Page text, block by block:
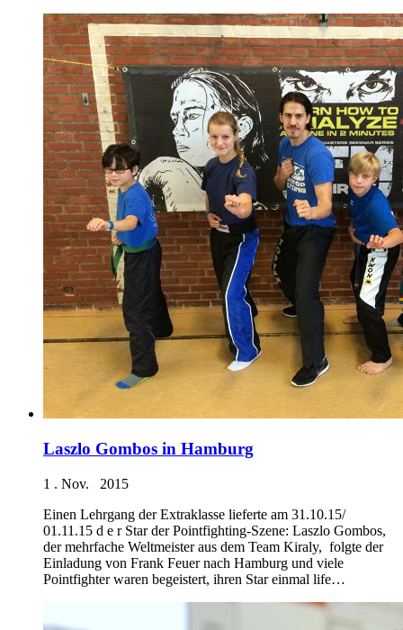
Laszlo Gombos in Hamburg
1 . Nov. 2015
Einen Lehrgang der Extraklasse lieferte am 31.10.15/
01.11.15 d e r Star der Pointfighting-Szene: Laszlo Gombos,
der mehrfache Weltmeister aus dem Team Kiraly, folgte der
Einladung von Frank Feuer nach Hamburg und viele
Pointfighter waren begeistert, ihren Star einmal life…